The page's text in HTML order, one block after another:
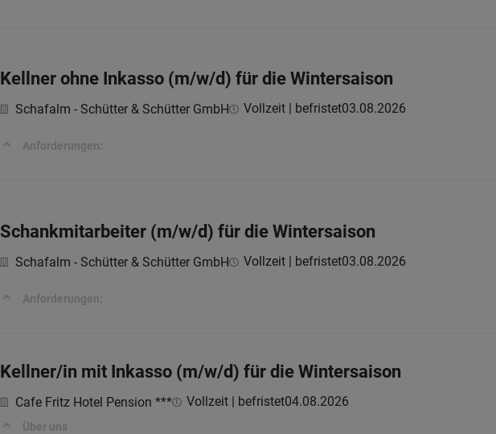
Kellner ohne Inkasso (m/w/d) für die Wintersaison
Schafalm - Schütter & Schütter GmbH Vollzeit | befristet03.08.2026
Anforderungen:
Schankmitarbeiter (m/w/d) für die Wintersaison
Schafalm - Schütter & Schütter GmbH Vollzeit | befristet03.08.2026
Anforderungen:
Kellner/in mit Inkasso (m/w/d) für die Wintersaison
Cafe Fritz Hotel Pension *** Vollzeit | befristet04.08.2026
Über uns